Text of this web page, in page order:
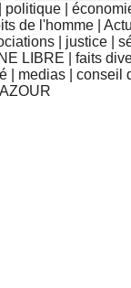
politique
de l'homme |
justice
LIBRE
faits
medias |conseil